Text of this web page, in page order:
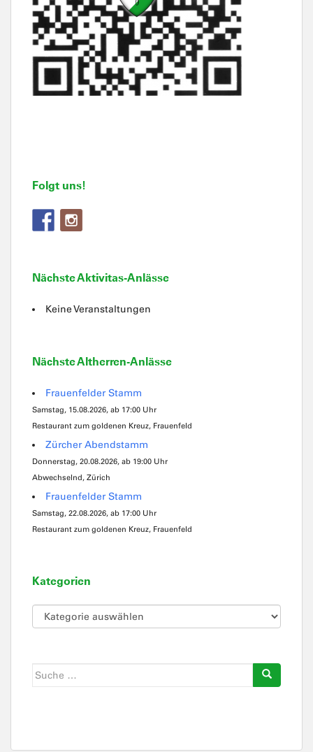
Folgt uns!
Nächste Aktivitas-Anlässe
Keine Veranstaltungen
Nächste Altherren-Anlässe
Frauenfelder Stamm
Samstag, 15.08.2026, ab 17:00 Uhr
Restaurant zum goldenen Kreuz, Frauenfeld
Zürcher Abendstamm
Donnerstag, 20.08.2026, ab 19:00 Uhr
Abwechselnd, Zürich
Frauenfelder Stamm
Samstag, 22.08.2026, ab 17:00 Uhr
Restaurant zum goldenen Kreuz, Frauenfeld
Kategorien
Kategorien
Suche